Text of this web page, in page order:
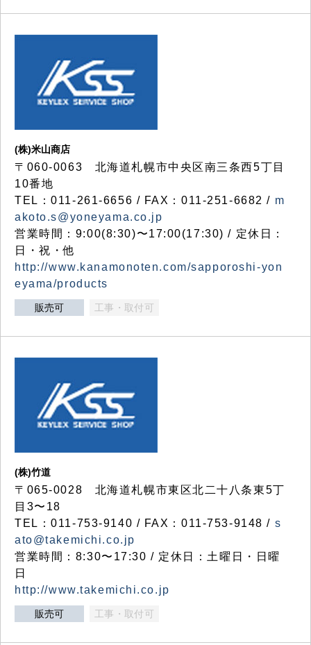
(株)米山商店
〒060-0063 北海道札幌市中央区南三条西5丁目
10番地
TEL：011-261-6656 / FAX：011-251-6682 / m
akoto.s@yoneyama.co.jp
営業時間：9:00(8:30)〜17:00(17:30) / 定休日：
日・祝・他
http://www.kanamonoten.com/sapporoshi-yon
eyama/products
販売可 工事・取付可
(株)竹道
〒065-0028 北海道札幌市東区北二十八条東5丁
目3〜18
TEL：011-753-9140 / FAX：011-753-9148 / s
ato@takemichi.co.jp
営業時間：8:30〜17:30 / 定休日：土曜日・日曜
日
http://www.takemichi.co.jp
販売可 工事・取付可